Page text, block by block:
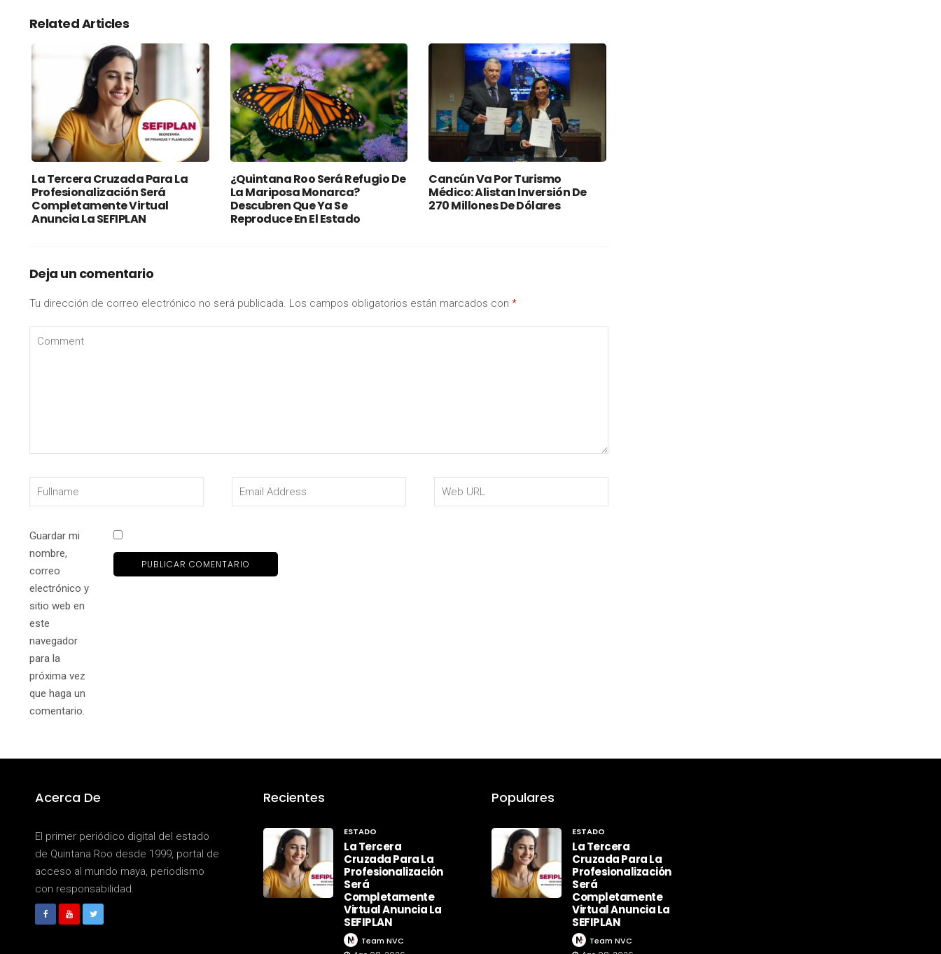
Related Articles
La Tercera Cruzada Para La
Profesionalización Será
Completamente Virtual
Anuncia La SEFIPLAN
¿Quintana Roo Será Refugio De
La Mariposa Monarca?
Descubren Que Ya Se
Reproduce En El Estado
Cancún Va Por Turismo
Médico: Alistan Inversión De
270 Millones De Dólares
Deja un comentario
Tu dirección de correo electrónico no será publicada. Los campos obligatorios están marcados con *
Guardar mi
nombre,
correo
electrónico y
sitio web en
este
navegador
para la
próxima vez
que haga un
comentario.
Acerca De
El primer periódico digital del estado
de Quintana Roo desde 1999, portal de
acceso al mundo maya, periodismo
con responsabilidad.
Recientes
ESTADO
La Tercera
Cruzada Para La
Profesionalización
Será
Completamente
Virtual Anuncia La
SEFIPLAN
Team NVC
Populares
ESTADO
La Tercera
Cruzada Para La
Profesionalización
Será
Completamente
Virtual Anuncia La
SEFIPLAN
Team NVC